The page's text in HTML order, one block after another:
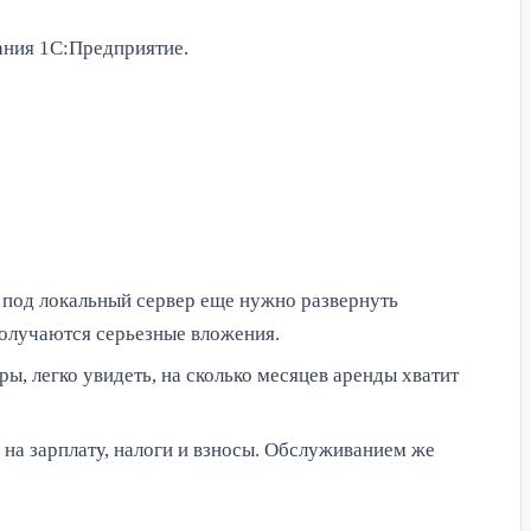
1С:Предприятие.
локальный сервер еще нужно развернуть
серьезные вложения.
легко увидеть, на сколько месяцев аренды хватит
зарплату, налоги и взносы. Обслуживанием же